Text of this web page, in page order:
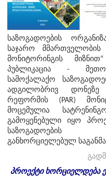
საზოგადოების
საჯარო
მონიტორინგის
პუბლიკაცია -
სამოქალაქო
ადგილობრივ დონეზე
რეფორმის (PAR)
მოცემულია
გამოყენებული იყო
საზოგადოების
განხორციელებულ
პროექტი ხორციელდება